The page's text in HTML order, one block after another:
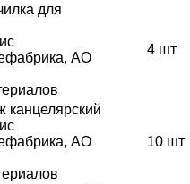
для
АО
4 шт
канцелярский
АО
10 шт